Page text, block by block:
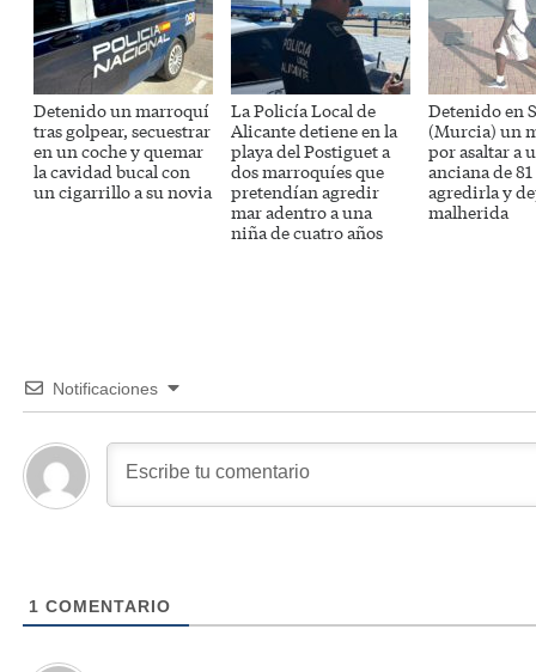
Detenido un marroquí
tras golpear, secuestrar
en un coche y quemar
la cavidad bucal con
un cigarrillo a su novia
La Policía Local de
Alicante detiene en la
playa del Postiguet a
dos marroquíes que
pretendían agredir
mar adentro a una
niña de cuatro años
Detenido en
(Murcia) un
por asaltar a
anciana de
agredirla y
malherida
Notificaciones
1 COMENTARIO